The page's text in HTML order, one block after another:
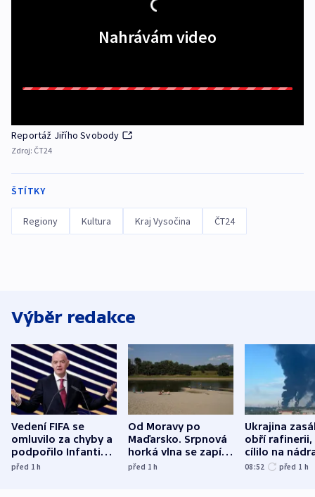
Nahrávám video
Reportáž Jiřího Svobody
Zdroj: ČT24
ŠTÍTKY
Regiony Kultura Kraj Vysočina ČT24
Výběr redakce
Vedení FIFA se
omluvilo za chyby a
podpořilo Infantina.
UEFA trvá na
před 1h
Od Moravy po
Maďarsko. Srpnová
horká vlna se zapíše
do dějin
před 1h
Ukrajina
obří rafinerii,
cílilo na
autobus
08:52 před 1 h